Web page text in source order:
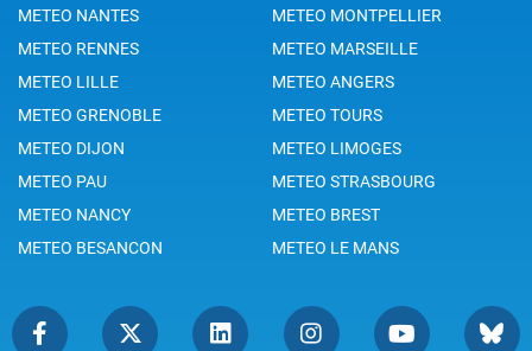
METEO NANTES
METEO MONTPELLIER
METEO RENNES
METEO MARSEILLE
METEO LILLE
METEO ANGERS
METEO GRENOBLE
METEO TOURS
METEO DIJON
METEO LIMOGES
METEO PAU
METEO STRASBOURG
METEO NANCY
METEO BREST
METEO BESANCON
METEO LE MANS